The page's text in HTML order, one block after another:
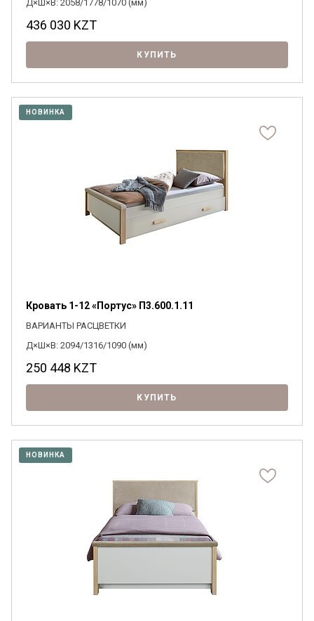
Д×Ш×В: 2058/1778/1070 (мм)
436 030 KZT
КУПИТЬ
НОВИНКА
Кровать 1-12 «Портус» П3.600.1.11
ВАРИАНТЫ РАСЦВЕТКИ
Д×Ш×В: 2094/1316/1090 (мм)
250 448 KZT
КУПИТЬ
НОВИНКА